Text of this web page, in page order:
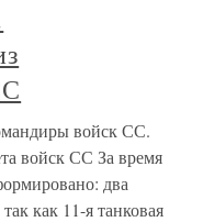
войск СС.
войск СС За время
два
как 11-я танковая